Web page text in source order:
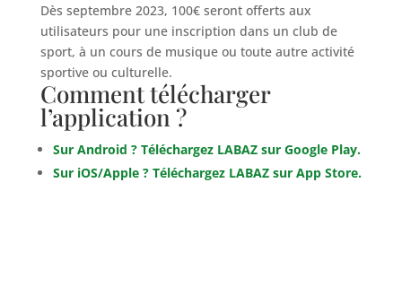
Dès septembre 2023, 100€ seront offerts aux
utilisateurs pour une inscription dans un club de
sport, à un cours de musique ou toute autre activité
sportive ou culturelle.
Comment télécharger
l’application ?
Sur Android ? Téléchargez LABAZ sur Google Play.
Sur iOS/Apple ? Téléchargez LABAZ sur App Store.